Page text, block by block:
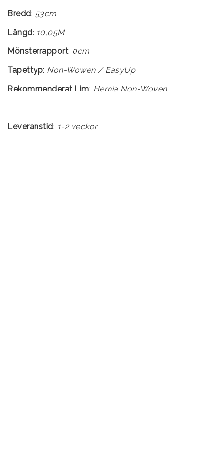
Bredd: 53cm
Längd: 10,05M
Mönsterrapport: 0cm
Tapettyp:
Rekommenderat Lim: Hernia Non-Woven
Leveranstid: 1-2 veckor